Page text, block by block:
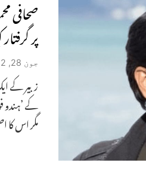
پر
جون 28, 2022
کے ’ہندو
مگر اس